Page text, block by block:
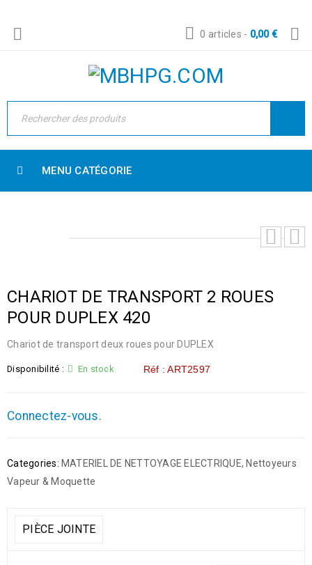
0 articles - 0,00€
MENU CATÉGORIE
CHARIOT DE TRANSPORT 2 ROUES
POUR DUPLEX 420
Chariot de transport deux roues pour DUPLEX
Disponibilité : En stock Réf : ART2597
Connectez-vous.
Categories: MATERIEL DE NETTOYAGE ELECTRIQUE, Nettoyeurs
Vapeur & Moquette
PIÈCE JOINTE